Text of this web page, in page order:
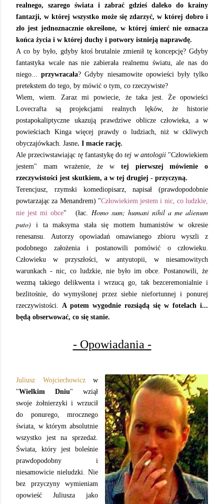
realnego, szarego świata i zabrać gdzieś daleko do krainy
fantazji, w której wszystko może się zdarzyć, w której dobro i
zło jest jednoznacznie określone, w której śmierć nie oznacza
końca życia i w której duchy i potwory istnieją naprawdę.
A co by było, gdyby ktoś brutalnie zmienił tę koncepcję? Gdyby
fantastyka wcale nas nie zabierała realnemu światu, ale nas do
niego...przywracała? Gdyby niesamowite opowieści były tylko
pretekstem do tego, by mówić o tym, co rzeczywiste?
Wiem, wiem. Zaraz mi powiecie, że taka jest. Że opowieści
Lovecrafta są projekcjami realnych lęków, że historie
postapokaliptyczne ukazują prawdziwe oblicze człowieka, a w
powieściach Kinga więcej prawdy o ludziach, niż w ckliwych
obyczajówkach. Jasne. I macie rację.
Ale przeciwstawiając tęfantastykę dotej w antologii"Człowiekiem
jestem" mam wrażenie, że w tej pierwszej mówienie o
rzeczywistości jest skutkiem, a w tej drugiej - przyczyną.
Terencjusz, rzymski komediopisarz, napisał (prawdopodobnie
powtarzając za Menandrem) "Człowiekiem jestem i nic, co ludzkie,
nie jest mi obce" (łac. Homo sum; humani nihil a me alienum
puto)i ta maksyma stała się mottem humanistów w okresie
renesansu. Autorzy opowiadań omawianego zbioru wyszli z
podobnego założenia i postanowili pomówić o człowieku.
Człowieku w przyszłości, w antyutopii, w niesamowitych
warunkach - nic, co ludzkie, nie było im obce. Postanowili, że
wezmą takiego delikwenta i wrzucą go, tak bezceremonialnie i
bezlitośnie, do wymyślonej przez siebie niefortunnej i ponurej
rzeczywistości. A potem wygodnie rozsiądą się w fotelach i...
będą obserwować, co się stanie.
- Opowiadania -
Juliusz Wojciechowiczw
"Wielkim Dniu" wziął
swoje żołnierzyki i wrzucił
do ponurego, mrocznego
świata, w którym absolutnie
wszystko jest na sprzedaż.
Świata, który jest boleśnie
prawdopodobny i
niesamowicie nieludzki. Nie
bez przyczyny wymieniam
opowieść Juliusza jako